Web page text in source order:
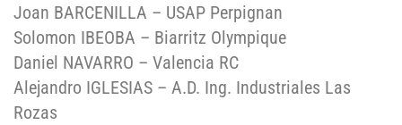
Joan BARCENILLA – USAP Perpignan
Solomon IBEOBA – Biarritz Olympique
Daniel NAVARRO – Valencia RC
Alejandro IGLESIAS – A.D. Ing. Industriales Las
Rozas